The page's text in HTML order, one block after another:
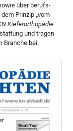
über berufs-
Prinzip „vom
Kieferorthopädie
und tragen
Branche bei.